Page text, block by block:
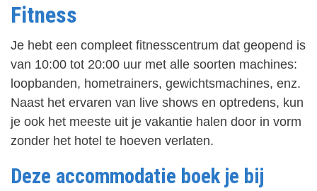
Fitness
Je hebt een compleet fitnesscentrum dat geopend is
van 10:00 tot 20:00 uur met alle soorten machines:
loopbanden, hometrainers, gewichtsmachines, enz.
Naast het ervaren van live shows en optredens, kun
je ook het meeste uit je vakantie halen door in vorm
zonder het hotel te hoeven verlaten.
Deze accommodatie boek je bij